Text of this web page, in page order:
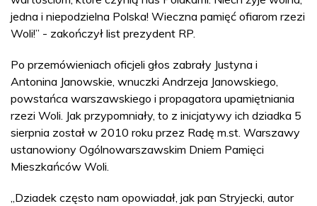
jedna i niepodzielna Polska! Wieczna pamięć ofiarom rzezi
Woli!” - zakończył list prezydent RP.
Po przemówieniach oficjeli głos zabrały Justyna i
Antonina Janowskie, wnuczki Andrzeja Janowskiego,
powstańca warszawskiego i propagatora upamiętniania
rzezi Woli. Jak przypomniały, to z inicjatywy ich dziadka 5
sierpnia został w 2010 roku przez Radę m.st. Warszawy
ustanowiony Ogólnowarszawskim Dniem Pamięci
Mieszkańców Woli.
„Dziadek często nam opowiadał, jak pan Stryjecki, autor